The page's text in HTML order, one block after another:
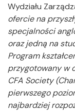
Wydziału
ofercie na
specjalności
oraz jedną na
Program
przygotowany w
CFA Society
pierwszego
najbardziej